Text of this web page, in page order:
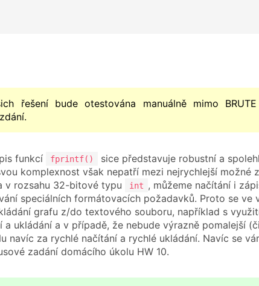
řešení bude otestována manuálně mimo
funkcí fprintf()
sice představuje robustní a
komplexnost však nepatří mezi nejrychlejší možné
v rozsahu 32-bitové typu
int , můžeme načítání i
speciálních formátovacích požadavků. Proto se ve
grafu z/do textového souboru, například s
ukládání a v případě, že nebude výrazně pomalejší
navíc za rychlé načítání a rychlé ukládání. Navíc se
zadání domácího úkolu HW 10.